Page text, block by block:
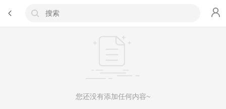
您还没有添加任何内容~